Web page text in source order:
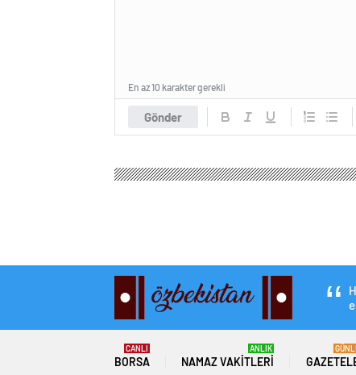
Gönder
En az 10 karakter gerekli
BORSA
CANLI
NAMAZ VAKITLERI
ANLIK